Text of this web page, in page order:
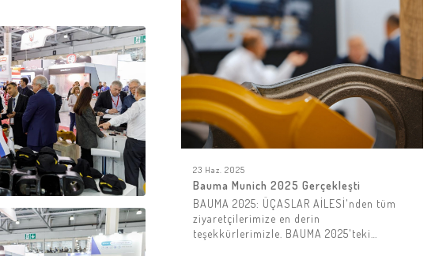
23 Haz. 2025
Bauma Munich 2025 Gerçekleşti
BAUMA 2025: ÜÇASLAR AİLESİ'nden tüm
ziyaretçilerimize en derin
teşekkürlerimizle. BAUMA 2025'teki